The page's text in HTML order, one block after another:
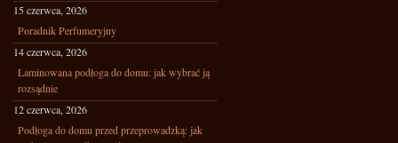
15 czerwca, 2026
Poradnik Perfumeryjny
14 czerwca, 2026
Laminowana podłoga do domu: jak wybrać ją
rozsądnie
12 czerwca, 2026
Podłoga do domu przed przeprowadzką: jak